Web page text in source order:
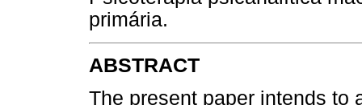
primária.
ABSTRACT
The present paper intends to